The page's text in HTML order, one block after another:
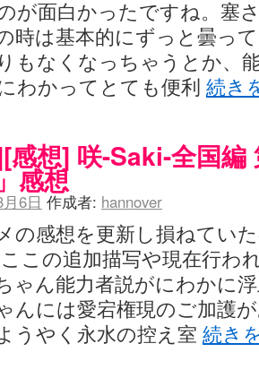
が面白かったですね。塞
時は基本的にずっと曇っ
もなくなっちゃうとか、
わかってとても便利 続き
想] 咲-Saki-全国編
感想
6日 作成者: hannover
の感想を更新し損ねてい
この追加描写や現在行わ
ゃん能力者説がにわかに
んには愛宕権現のご加護
うやく永水の控え室 続き